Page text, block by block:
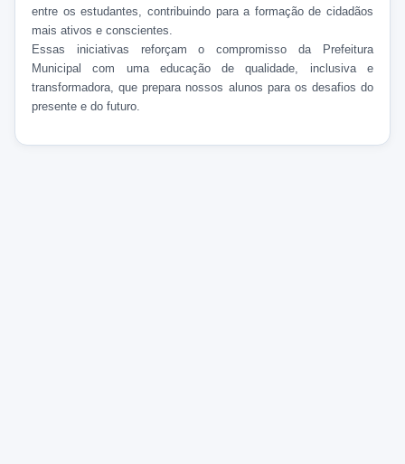
entre os estudantes, contribuindo para a formação de cidadãos
mais ativos e conscientes.
Essas iniciativas reforçam o compromisso da Prefeitura
Municipal com uma educação de qualidade, inclusiva e
transformadora, que prepara nossos alunos para os desafios do
presente e do futuro.